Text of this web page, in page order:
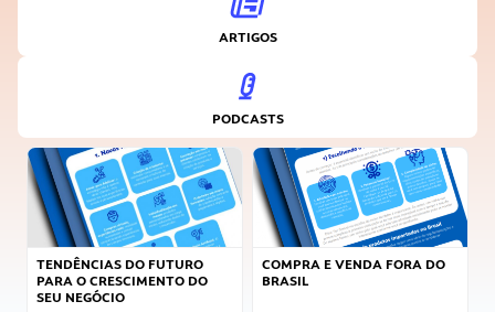
ARTIGOS
PODCASTS
TENDÊNCIAS DO FUTURO
PARA O CRESCIMENTO DO
SEU NEGÓCIO
COMPRA E VENDA FORA DO
BRASIL